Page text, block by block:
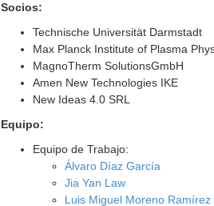
Socios:
Technische Universität Darmstadt
Max Planck Institute of Plasma
MagnoTherm SolutionsGmbH
Amen New Technologies IKE
New Ideas 4.0 SRL
Equipo:
Equipo de Trabajo:
Álvaro Díaz García
Jia Yan Law
Luis Miguel Moreno Ramírez